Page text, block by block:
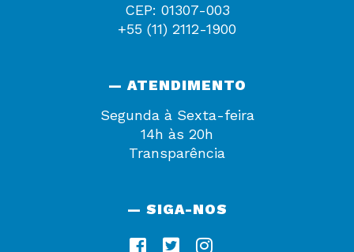
CEP: 01307-003
+55 (11) 2112-1900
— ATENDIMENTO
Segunda à Sexta-feira
14h às 20h
Transparência
— SIGA-NOS